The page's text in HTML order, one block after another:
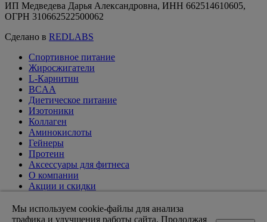
ИП Медведева Дарья Александровна, ИНН 662514610605,
ОГРН 310662522500062
Сделано в REDLABS
Спортивное питание
Жиросжигатели
L-Карнитин
BCAA
Диетическое питание
Изотоники
Коллаген
Аминокислоты
Гейнеры
Протеин
Аксессуары для фитнеса
О компании
Акции и скидки
Доставка и оплата
Оптовикам
Мы используем cookie-файлы для анализа
трафика и улучшения работы сайта. Продолжая